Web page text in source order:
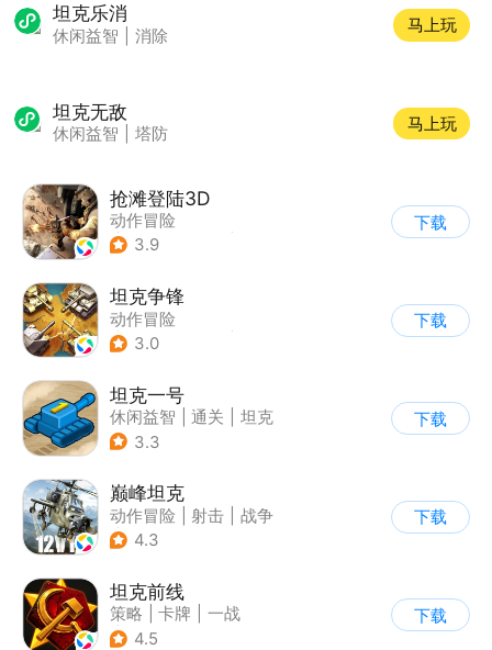
坦克乐消
休闲益智 消除
马上玩
坦克无敌
休闲益智 塔防
马上玩
抢滩登陆3D
动作冒险
| 第一人称射击
3.9
下载
坦克争锋
动作冒险
| 第三人称射击
3.0
下载
坦克一号
休闲益智 通关
坦克
3.3
下载
巅峰坦克
动作冒险 射击
战争
| 战术竞技
4.3
下载
坦克前线
策略 卡牌
一战
| 战术竞技
4.5
下载